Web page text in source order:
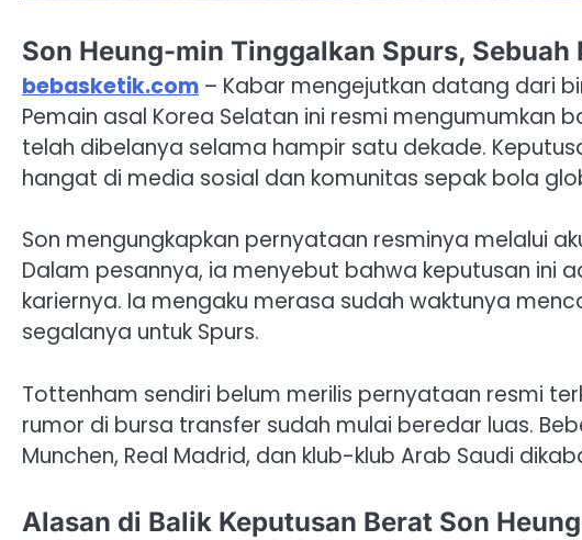
Son Heung-min Tinggalkan Spurs,
bebasketik.com – Kabar mengejutkan datang dari
Pemain asal Korea Selatan ini resmi mengumumkan
telah dibelanya selama hampir satu dekade.
hangat di media sosial dan komunitas sepak bola
Son mengungkapkan pernyataan resminya melalui
Dalam pesannya, ia menyebut bahwa keputusan ini
kariernya. Ia mengaku merasa sudah waktunya
segalanya untuk Spurs.
Tottenham sendiri belum merilis pernyataan resmi
rumor di bursa transfer sudah mulai beredar luas.
Munchen, Real Madrid, dan klub-klub Arab Saudi
Alasan di Balik Keputusan Berat Son